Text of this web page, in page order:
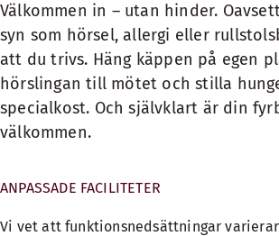
Välkommen in – utan hinder.
syn som hörsel, allergi eller
att du trivs. Häng käppen på egen
hörslingan till mötet och stilla
specialkost. Och självklart är din
välkommen.
ANPASSADE FACILITETER
Vi vet att funktionsnedsättningar